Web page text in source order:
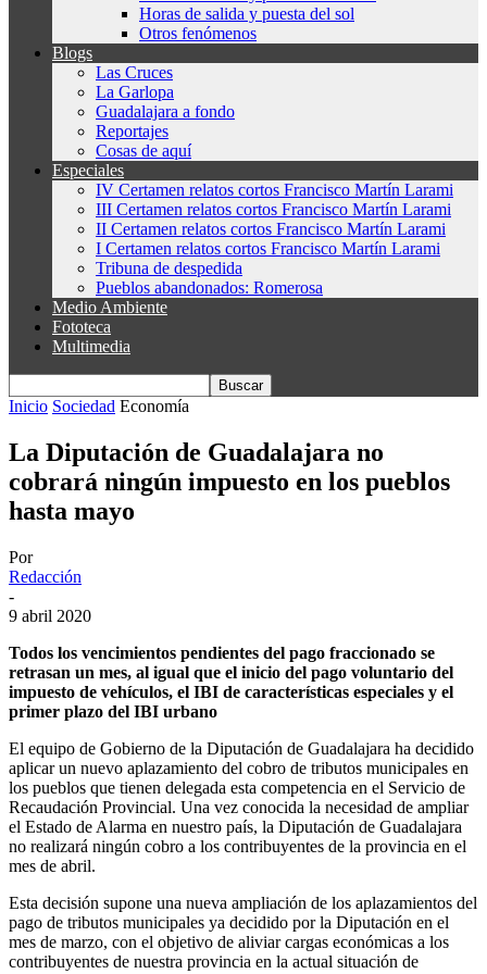
Horas de salida y puesta del sol
Otros fenómenos
Blogs
Las Cruces
La Garlopa
Guadalajara a fondo
Reportajes
Cosas de aquí
Especiales
IV Certamen relatos cortos Francisco Martín Larami
III Certamen relatos cortos Francisco Martín Larami
II Certamen relatos cortos Francisco Martín Larami
I Certamen relatos cortos Francisco Martín Larami
Tribuna de despedida
Pueblos abandonados: Romerosa
Medio Ambiente
Fototeca
Multimedia
Inicio Sociedad Economía
La Diputación de Guadalajara no
cobrará ningún impuesto en los pueblos
hasta mayo
Por
Redacción
-
9 abril 2020
Todos los vencimientos pendientes del pago fraccionado se
retrasan un mes, al igual que el inicio del pago voluntario del
impuesto de vehículos, el IBI de características especiales y el
primer plazo del IBI urbano
El equipo de Gobierno de la Diputación de Guadalajara ha decidido
aplicar un nuevo aplazamiento del cobro de tributos municipales en
los pueblos que tienen delegada esta competencia en el Servicio de
Recaudación Provincial. Una vez conocida la necesidad de ampliar
el Estado de Alarma en nuestro país, la Diputación de Guadalajara
no realizará ningún cobro a los contribuyentes de la provincia en el
mes de abril.
Esta decisión supone una nueva ampliación de los aplazamientos del
pago de tributos municipales ya decidido por la Diputación en el
mes de marzo, con el objetivo de aliviar cargas económicas a los
contribuyentes de nuestra provincia en la actual situación de